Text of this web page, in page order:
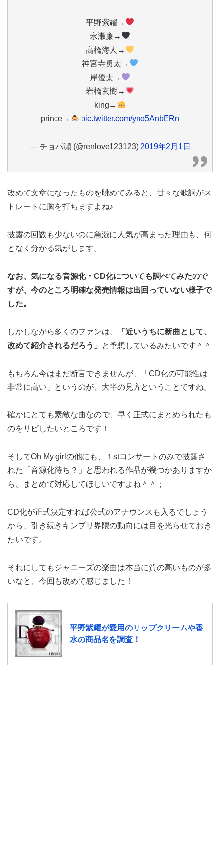
平野紫耀→
永瀬廉→
高橋海人→
神宮寺勇太→
岸優太→
岩橋玄樹→
king→
prince→
pic.twitter.com/yno5AnbERn
— チョパ瀬 (@renlove123123) 2019年2月1日
改めて文章になったものを眺めてみると、甘々な歌詞がス
トレートに胸を打ちますよね♪
披露の回数も少ないのに急激に人気が高まった理由も、何
となく分かる気がします。
なお、気になる音源化・CD化についても調べてみたので
すが、今のところ明確な発売情報は出回っていない様子で
した。
しかしながら多くのファンは、
「近いうちに新曲として、
改めて紹介されるだろう」
と予想しているみたいです＾＾
もちろん今はまだ断言できませんが、「CD化の可能性は
非常に高い」というのが、大半の見方ということですね。
確かにとても素敵な曲なので、早く正式にまとめられたも
のをリピしたいところです！
そしてOh My girlの他にも、１stコンサートのみで披露さ
れた「音源化待ち？」と思われる作品が幾つかありますか
ら、まとめて対応してほしいですよね＾＾；
CD化が正式決定すれば公式のアナウンスも入るでしょう
から、引き続きキンプリ界隈の動向には目を光らせておき
たいです。
それにしてもジャニーズの楽曲は本当に質の高いものが多
いなと、今回も改めて感じました！
平野紫耀が愛用のリップクリームや香
水の商品名を調査！